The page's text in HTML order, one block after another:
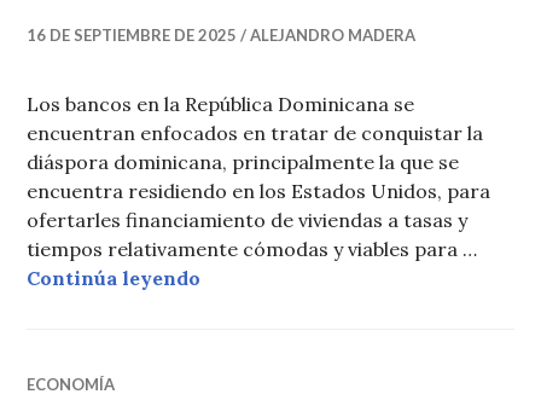
16 DE SEPTIEMBRE DE 2025 ALEJANDRO MADERA
Los bancos en la República Dominicana se
encuentran enfocados en tratar de conquistar la
diáspora dominicana, principalmente la que se
encuentra residiendo en los Estados Unidos, para
ofertarles financiamiento de viviendas a tasas y
tiempos relativamente cómodas y viables para …
Continúa leyendo
ECONOMÍA